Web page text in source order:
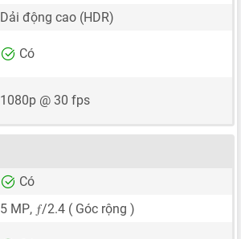
Dải động cao (HDR)
Có
1080p @ 30 fps
Có
5 MP, ƒ/2.4 ( Góc rộng )